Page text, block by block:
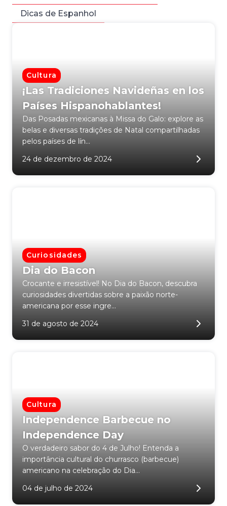
Dicas de Espanhol
Cultura
¡Las Tradiciones Navideñas en los
Países Hispanohablantes!
Das Posadas mexicanas à Missa do Galo: explore as
belas e diversas tradições de Natal compartilhadas
pelos países de lín...
24 de dezembro de 2024
Curiosidades
Dia do Bacon
Crocante e irresistível! No Dia do Bacon, descubra
curiosidades divertidas sobre a paixão norte-
americana por esse ingre...
31 de agosto de 2024
Cultura
Independence Barbecue no
Independence Day
O verdadeiro sabor do 4 de Julho! Entenda a
importância cultural do churrasco (barbecue)
americano na celebração do Dia...
04 de julho de 2024